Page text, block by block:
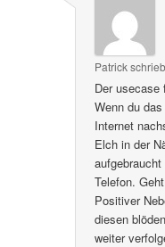
Patrickschrieb
Der usecase
Wenn du
Internet
Elch in der
Telefon.
Positiver
diesen
weiter